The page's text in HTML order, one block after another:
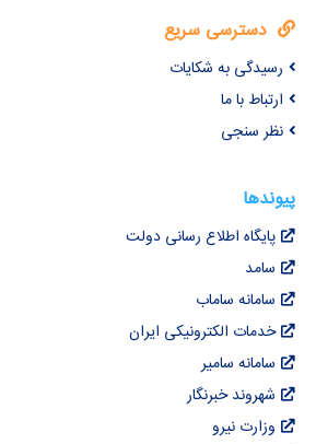
دسترسی سریع
رسیدگی به شکایات
ارتباط با ما
نظر سنجی
پیوندها
پایگاه اطلاع رسانی دولت
سامد
سامانه ساماب
خدمات الکترونیکی ایران
سامانه سامیر
شهروند خبرنگار
وزارت نیرو